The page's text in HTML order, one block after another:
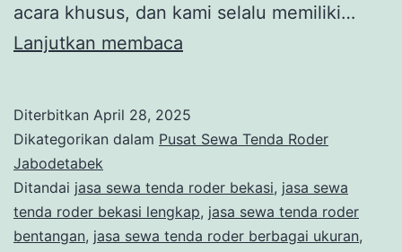
acara khusus, dan kami selalu memiliki…
Lanjutkan membaca
GRAND
TAMBUN
BEKASI
Diterbitkan April 28, 2025
Dikategorikan dalam Pusat Sewa Tenda Roder
Jabodetabek
Ditandai jasa sewa tenda roder bekasi, jasa sewa
tenda roder bekasi lengkap, jasa sewa tenda roder
bentangan, jasa sewa tenda roder berbagai ukuran,